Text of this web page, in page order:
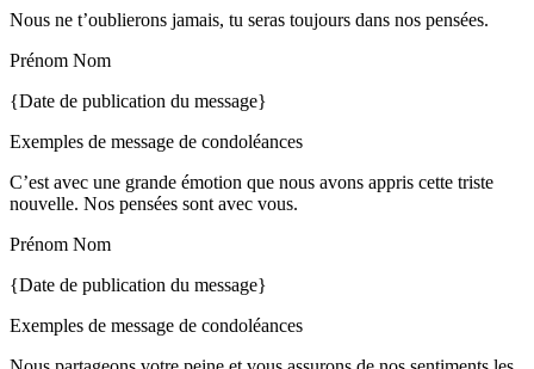
Nous ne t’oublierons jamais, tu seras toujours dans nos pensées.
Prénom Nom
{Date de publication du message}
Exemples de message de condoléances
C’est avec une grande émotion que nous avons appris cette triste
nouvelle. Nos pensées sont avec vous.
Prénom Nom
{Date de publication du message}
Exemples de message de condoléances